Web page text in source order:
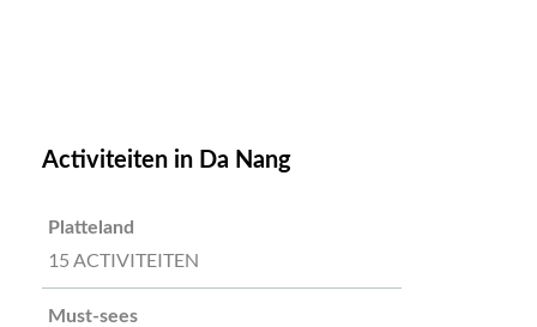
Activiteiten in Da Nang
Platteland
15 ACTIVITEITEN
Must-sees